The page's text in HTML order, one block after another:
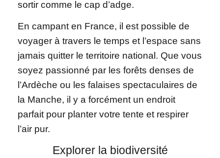
sortir comme le cap d’adge.
En campant en France, il est possible de
voyager à travers le temps et l’espace sans
jamais quitter le territoire national. Que vous
soyez passionné par les forêts denses de
l’Ardèche ou les falaises spectaculaires de
la Manche, il y a forcément un endroit
parfait pour planter votre tente et respirer
l’air pur.
Explorer la biodiversité